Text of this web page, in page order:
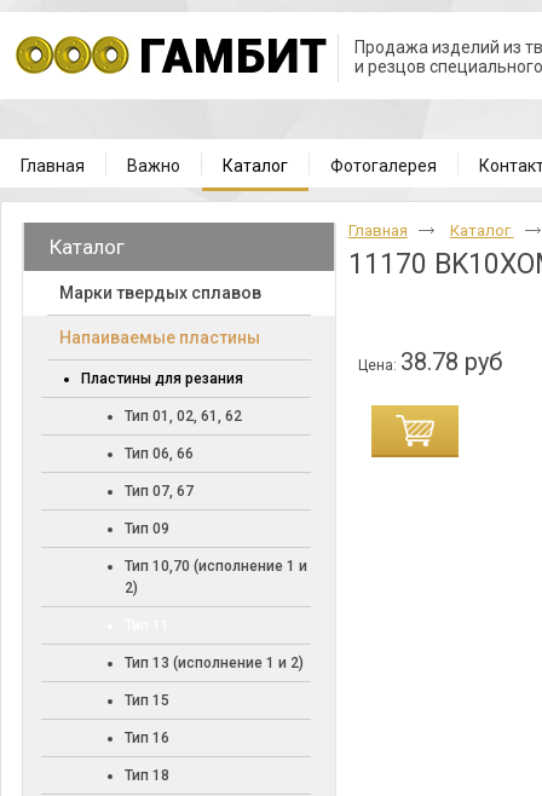
Продажа изделий из
и резцов
Главная Важно Каталог Фотогалерея
Каталог
Марки твердых сплавов
Напаиваемые пластины
Пластины для резания
Тип 01, 02, 61, 62
Тип 06, 66
Тип 07, 67
Тип 09
Тип 10,70 (исполнение 1 и
2)
Тип 13 (исполнение 1 и 2)
Тип 15
Тип 16
Тип 18
Главная Каталог
11170
Цена: 38.78 руб